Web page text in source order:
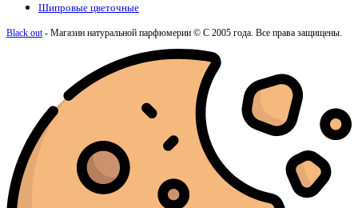
Шипровые цветочные
Black out- Магазин натуральной парфюмерии © С 2005 года. Все права защищены.